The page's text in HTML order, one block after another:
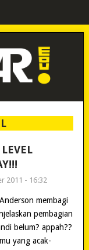
2011 - 16:32
membagi
pembagian
belum? appah??
yang acak-